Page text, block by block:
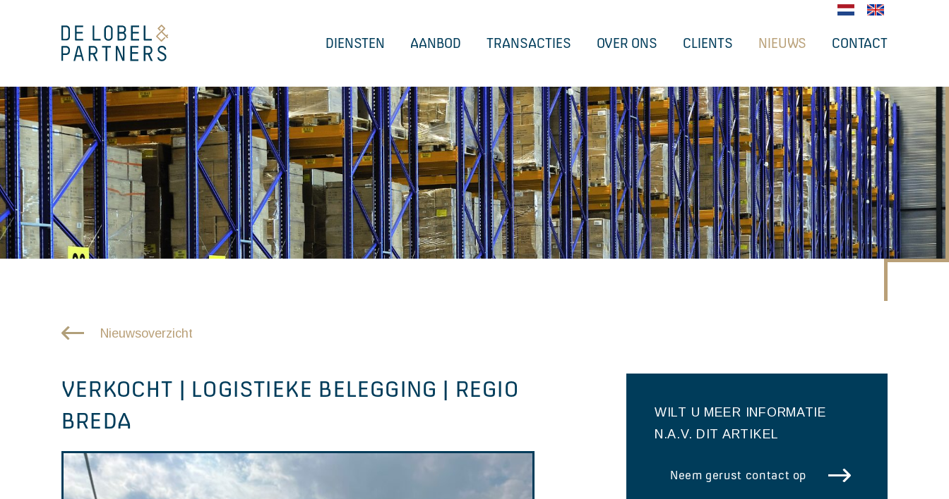
DIENSTEN AANBOD TRANSACTIES OVER ONS CLIENTS NIEUWS CONTACT
Nieuwsoverzicht
VERKOCHT | LOGISTIEKE BELEGGING | REGIO
BREDA
WILT U MEER INFORMATIE
N.A.V. DIT ARTIKEL
Neem gerust contact op